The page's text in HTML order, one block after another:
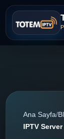
Ana Sayfa/
IPTV